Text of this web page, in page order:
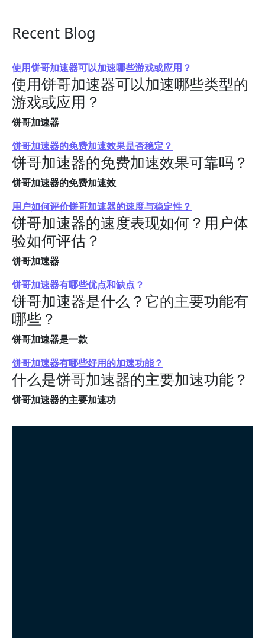
Recent Blog
使用饼哥加速器可以加速哪些游戏或应用？
使用饼哥加速器可以加速哪些类型的
游戏或应用？
饼哥加速器
饼哥加速器的免费加速效果是否稳定？
饼哥加速器的免费加速效果可靠吗？
饼哥加速器的免费加速效
用户如何评价饼哥加速器的速度与稳定性？
饼哥加速器的速度表现如何？用户体
验如何评估？
饼哥加速器
饼哥加速器有哪些优点和缺点？
饼哥加速器是什么？它的主要功能有
哪些？
饼哥加速器是一款
饼哥加速器有哪些好用的加速功能？
什么是饼哥加速器的主要加速功能？
饼哥加速器的主要加速功